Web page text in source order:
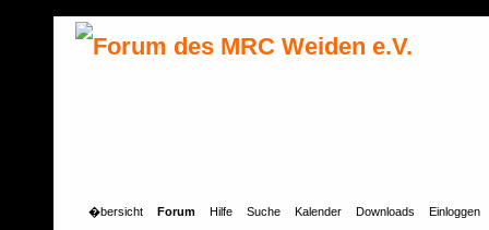
�bersicht Forum Hilfe Suche Kalender Downloads Einloggen